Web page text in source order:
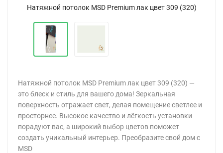
Натяжной потолок MSD Premium лак цвет 309 (320)
Натяжной потолок MSD Premium лак цвет 309 (320) —
это блеск и стиль для вашего дома! Зеркальная
поверхность отражает свет, делая помещение светлее и
просторнее. Высокое качество и лёгкость установки
порадуют вас, а широкий выбор цветов поможет
создать уникальный интерьер. Преобразите свой дом с
MSD